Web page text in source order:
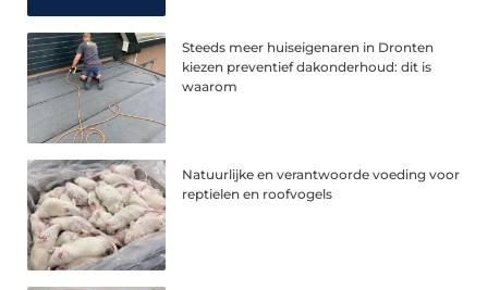
Steeds meer huiseigenaren in Dronten
kiezen preventief dakonderhoud: dit is
waarom
Natuurlijke en verantwoorde voeding voor
reptielen en roofvogels